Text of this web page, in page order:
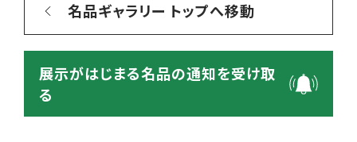
名品ギャラリー トップへ移動
展示がはじまる名品の通知を受け取
る